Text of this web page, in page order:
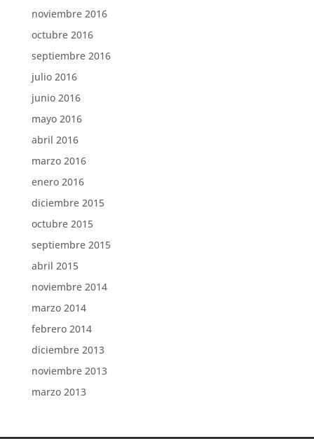
noviembre 2016
octubre 2016
septiembre 2016
julio 2016
junio 2016
mayo 2016
abril 2016
marzo 2016
enero 2016
diciembre 2015
octubre 2015
septiembre 2015
abril 2015
noviembre 2014
marzo 2014
febrero 2014
diciembre 2013
noviembre 2013
marzo 2013